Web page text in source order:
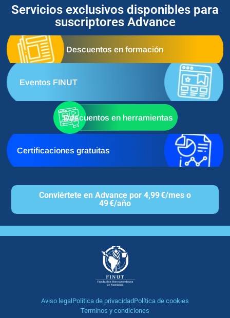
Servicios exclusivos disponibles para
suscriptores Advance
Descuentos en formación
Eventos FINUT
Descuentos en herramientas
Certificaciones gratuitas
Conviértete en Advance por 4,99 €/mes o
49 €/año
Aviso legalPolítica de privacidadPolítica de cookies
Terminos y condiciones